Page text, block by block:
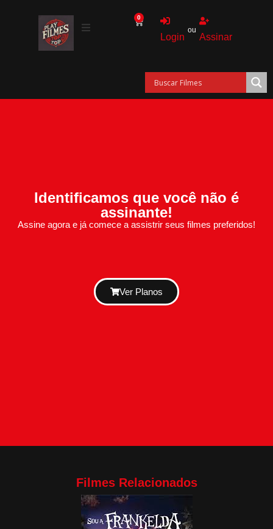
0
Login
ou
Assinar
Identificamos que você não é
assinante!
Assine agora e já comece a assistrir seus filmes preferidos!
Ver Planos
Filmes Relacionados